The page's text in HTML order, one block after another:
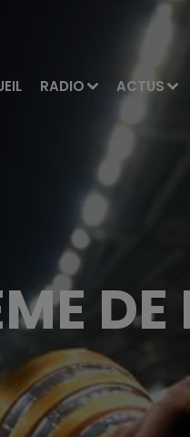
RADIO ACTUS